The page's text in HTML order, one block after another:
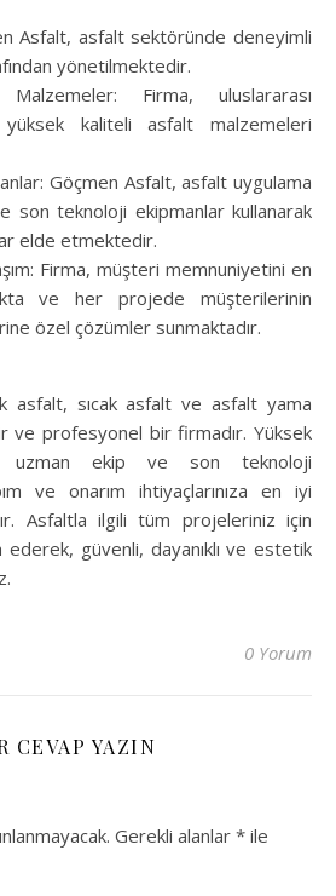
Asfalt, asfalt sektöründe deneyimli
yönetilmektedir.
Firma, uluslararası
kaliteli asfalt malzemeleri
Göçmen Asfalt, asfalt uygulama
son teknoloji ekipmanlar kullanarak
elde etmektedir.
Firma, müşteri memnuniyetini en
ve her projede müşterilerinin
özel çözümler sunmaktadır.
asfalt, sıcak asfalt ve asfalt yama
ve profesyonel bir firmadır. Yüksek
uzman ekip ve son teknoloji
ve onarım ihtiyaçlarınıza en iyi
Asfaltla ilgili tüm projeleriniz için
ederek, güvenli, dayanıklı ve estetik
0 Yorum
CEVAP YAZIN
Gerekli alanlar * ile